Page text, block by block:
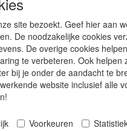
MEDIA
voor kunststof platen,
bewerkingen,
site bezoekt. Geef hier aan
De noodzakelijke cookies
De overige cookies
te verbeteren. Ook helpen
bij je onder de aandacht te
website inclusief alle
Voorkeuren